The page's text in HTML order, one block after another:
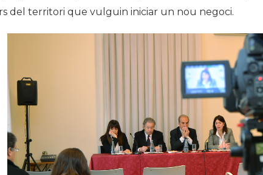
del territori que vulguin iniciar un nou negoci.